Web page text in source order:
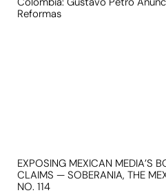
Reformas
EXPOSING MEXICAN MEDIA’S
CLAIMS — SOBERANIA, THE
NO. 114